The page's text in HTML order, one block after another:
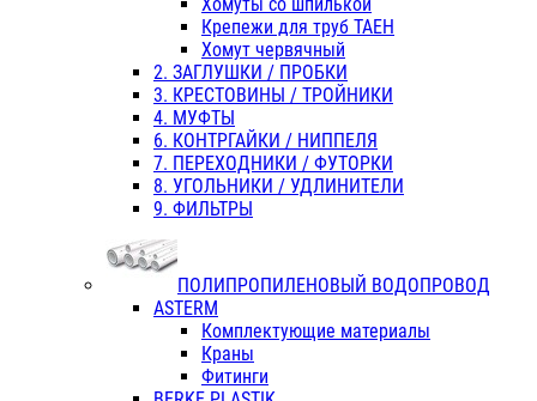
Крепежи для труб ТАЕН
Хомут червячный
2. ЗАГЛУШКИ / ПРОБКИ
3. КРЕСТОВИНЫ / ТРОЙНИКИ
4. МУФТЫ
6. КОНТРГАЙКИ / НИППЕЛЯ
7. ПЕРЕХОДНИКИ / ФУТОРКИ
8. УГОЛЬНИКИ / УДЛИНИТЕЛИ
9. ФИЛЬТРЫ
ПОЛИПРОПИЛЕНОВЫЙ ВОДОПРОВОД
ASTERM
Комплектующие материалы
Краны
Фитинги